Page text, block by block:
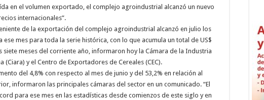
en el volumen exportado, el complejo agroindustrial alcanzó un nuevo
internacionales”.
de la exportación del complejo agroindustrial alcanzó en julio los
ese mes para toda la serie histórica, con lo que acumula un total de US$
siete meses del corriente año, informaron hoy la Cámara de la Industria
(Ciara) y el Centro de Exportadores de Cereales (CEC).
del 4,8% con respecto al mes de junio y del 53,2% en relación al
informaron las principales cámaras del sector en un comunicado. “El
para ese mes en las estadísticas desde comienzos de este siglo y en